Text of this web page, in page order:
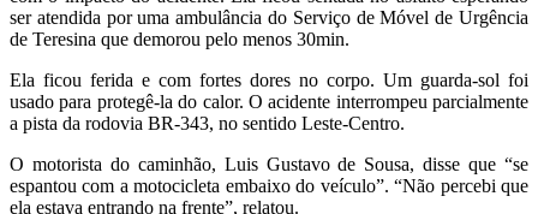
ser atendida por uma ambulância do Serviço de Móvel de Urgência
de Teresina que demorou pelo menos 30min.
Ela ficou ferida e com fortes dores no corpo. Um guarda-sol foi
usado para protegê-la do calor. O acidente interrompeu parcialmente
a pista da rodovia BR-343, no sentido Leste-Centro.
O motorista do caminhão, Luis Gustavo de Sousa, disse que “se
espantou com a motocicleta embaixo do veículo”. “Não percebi que
ela estava entrando na frente”, relatou.